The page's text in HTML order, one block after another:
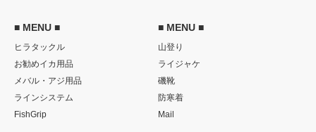
■ MENU ■
ヒラタックル
お勧めイカ用品
メバル・アジ用品
ラインシステム
FishGrip
■ MENU ■
山登り
ライジャケ
磯靴
防寒着
Mail